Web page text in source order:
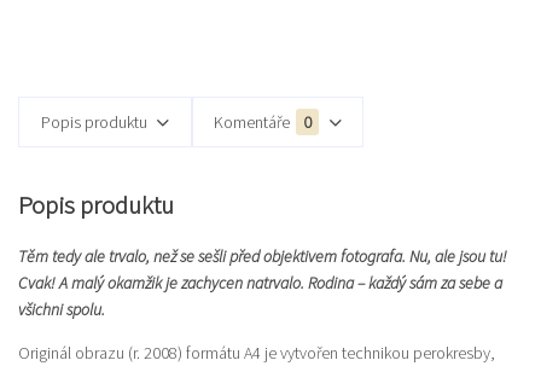
Popis produktu Komentáře 0
Popis produktu
Těm tedy ale trvalo, než se sešli před objektivem fotografa. Nu, ale jsou tu!
Cvak! A malý okamžik je zachycen natrvalo. Rodina – každý sám za sebe a
všichni spolu.
Originál obrazu (r. 2008) formátu A4 je vytvořen technikou perokresby,